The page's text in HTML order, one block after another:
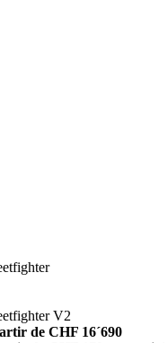
V2
de CHF 16´690